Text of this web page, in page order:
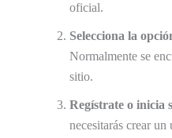
oficial.
Selecciona la
Normalmente se
sitio.
Regístrate o inicia
necesitarás crear